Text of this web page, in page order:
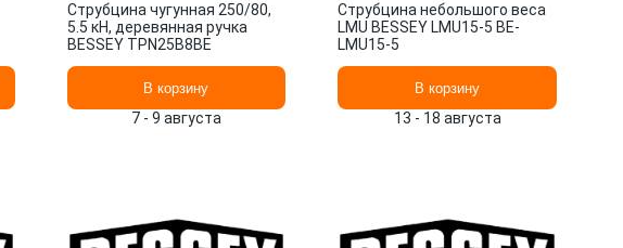
Струбцина чугунная 250/80,
5.5 кН, деревянная ручка
BESSEY TPN25B8BE
В корзину
7 - 9 августа
Струбцина небольшого веса
LMU BESSEY LMU15-5 BE-
LMU15-5
В корзину
13 - 18 августа